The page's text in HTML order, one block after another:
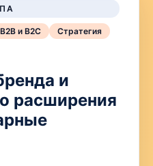
B2B и B2C
Стратегия
и
расширения